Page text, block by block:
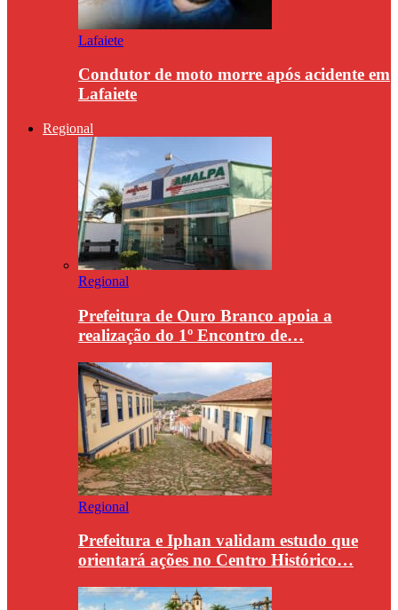
Lafaiete
Condutor de moto morre após acidente em
Lafaiete
Regional
Regional
Prefeitura de Ouro Branco apoia a
realização do 1º Encontro de…
Regional
Prefeitura e Iphan validam estudo que
orientará ações no Centro Histórico…